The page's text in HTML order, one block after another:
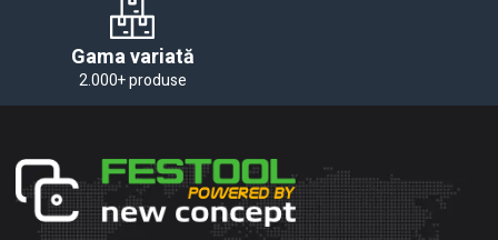
Gama variată
2.000+ produse